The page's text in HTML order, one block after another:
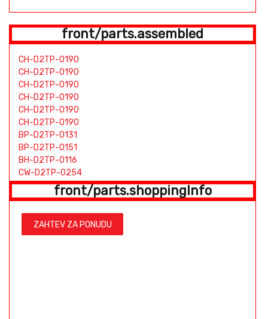
front/parts.assembled
CH-D2TP-0190
CH-D2TP-0190
CH-D2TP-0190
CH-D2TP-0190
CH-D2TP-0190
CH-D2TP-0190
BP-D2TP-0131
BP-D2TP-0151
BH-D2TP-0116
CW-D2TP-0254
HS-D2TP-0040
RK-D2TP-0029
BP-D2TP-0131
BP-D2TP-0151
front/parts.shoppingInfo
ZAHTEV ZA PONUDU